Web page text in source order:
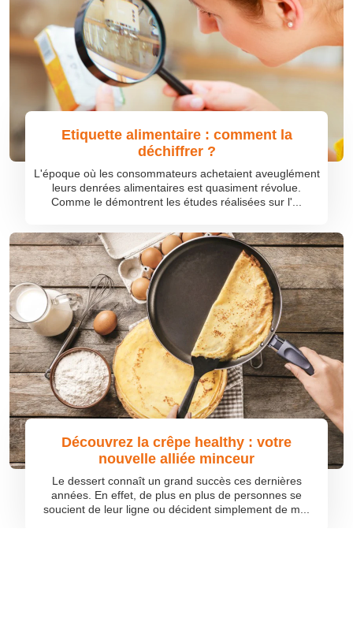
Etiquette alimentaire : comment la
déchiffrer ?
L'époque où les consommateurs achetaient aveuglément
leurs denrées alimentaires est quasiment révolue.
Comme le démontrent les études réalisées sur l'...
Découvrez la crêpe healthy : votre
nouvelle alliée minceur
Le dessert connaît un grand succès ces dernières
années. En effet, de plus en plus de personnes se
soucient de leur ligne ou décident simplement de m...